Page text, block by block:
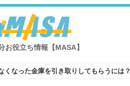
お役立ち情報【MASA】
くなった金庫を引き取りしてもらうには？